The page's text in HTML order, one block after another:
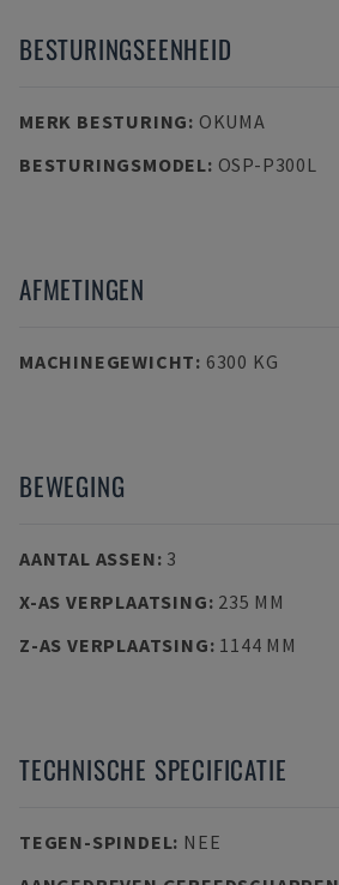
BESTURINGSEENHEID
MERK BESTURING: OKUMA
BESTURINGSMODEL: OSP-P300L
AFMETINGEN
MACHINEGEWICHT: 6300 KG
BEWEGING
AANTAL ASSEN: 3
X-AS VERPLAATSING: 235 MM
Z-AS VERPLAATSING: 1144 MM
TECHNISCHE SPECIFICATIE
TEGEN-SPINDEL: NEE